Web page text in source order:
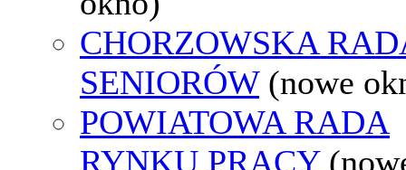
CHORZOWSKA
SENIORÓW (nowe
POWIATOWA RADA
RYNKU PRACY